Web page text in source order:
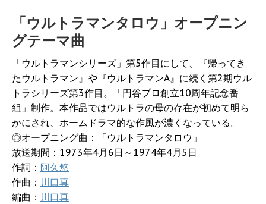
「ウルトラマンタロウ」オープニン
グテーマ曲
「ウルトラマンシリーズ」第5作目にして、『帰ってき
たウルトラマン』や『ウルトラマンA』に続く第2期ウル
トラシリーズ第3作目。「円谷プロ創立10周年記念番
組」制作。本作品ではウルトラの母の存在が初めて明ら
かにされ、ホームドラマ的な作風が濃くなっている。
◎オープニング曲：「ウルトラマンタロウ」
放送期間：1973年4月6日～1974年4月5日
作詞： 阿久悠
作曲： 川口真
編曲： 川口真